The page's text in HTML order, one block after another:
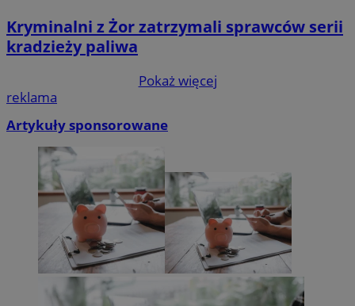
Kryminalni z Żor zatrzymali sprawców serii
kradzieży paliwa
Pokaż więcej
reklama
Artykuły sponsorowane